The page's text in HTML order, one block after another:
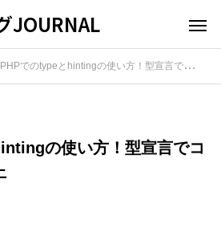
JOURNAL
PHPでのtypeとhintingの使い方！型宣言でコードの品質を向上
の使い方！型宣言でコ